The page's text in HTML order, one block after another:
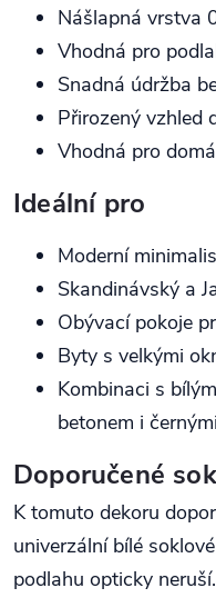
Nášlapná vrstva
Vhodná pro
Snadná údržba
Přirozený vzhled
Vhodná pro
Ideální pro
Moderní
Skandinávský a
Obývací pokoje
Byty s velkými
Kombinaci s
betonem i
Doporučené
K tomuto dekoru
univerzální bílé
podlahu opticky